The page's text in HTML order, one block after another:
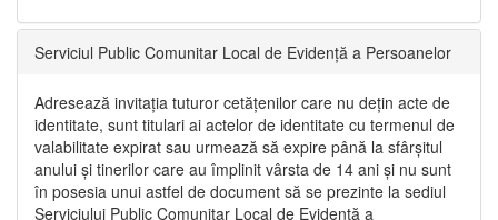
Serviciul Public Comunitar Local de Evidență a Persoanelor
Adresează invitația tuturor cetățenilor care nu dețin acte de
identitate, sunt titulari ai actelor de identitate cu termenul de
valabilitate expirat sau urmează să expire până la sfârșitul
anului și tinerilor care au împlinit vârsta de 14 ani și nu sunt
în posesia unui astfel de document să se prezinte la sediul
Serviciului Public Comunitar Local de Evidență a